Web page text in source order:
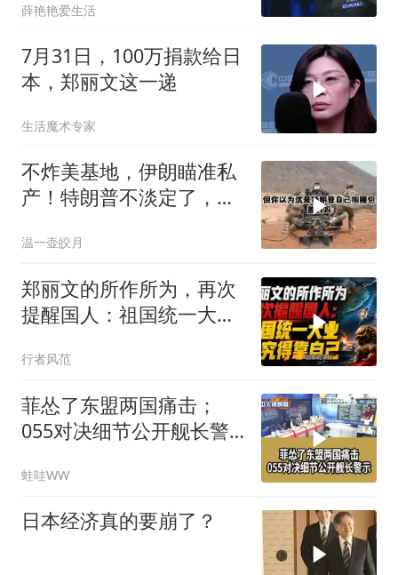
薛艳艳爱生活
7月31日，100万捐款给日
本，郑丽文这一递
生活魔术专家
不炸美基地，伊朗瞄准私
产！特朗普不淡定了，被
温一壶皎月
郑丽文的所作所为，再次
提醒国人：祖国统一大
行者风范
菲怂了东盟两国痛击；
055对决细节公开舰长警
冰｜辣晚报20260805
蛙哇WW
日本经济真的要崩了？